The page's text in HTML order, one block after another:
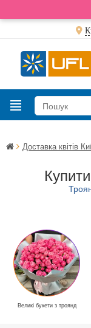
Доставка квітів
Великі букети з троянд